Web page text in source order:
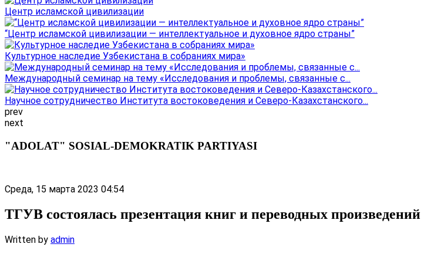
Центр исламской цивилизации
“Центр исламской цивилизации — интеллектуальное и духовное ядро страны”
Культурное наследие Узбекистана в собраниях мира»
Международный семинар на тему «Исследования и проблемы, связанные с...
Научное сотрудничество Института востоковедения и Северо-Казахстанского...
prev
next
"ADOLAT" SOSIAL-DEMOKRATIK PARTIYASI
Среда, 15 марта 2023 04:54
ТГУВ состоялась презентация книг и переводных произведений
Written by admin